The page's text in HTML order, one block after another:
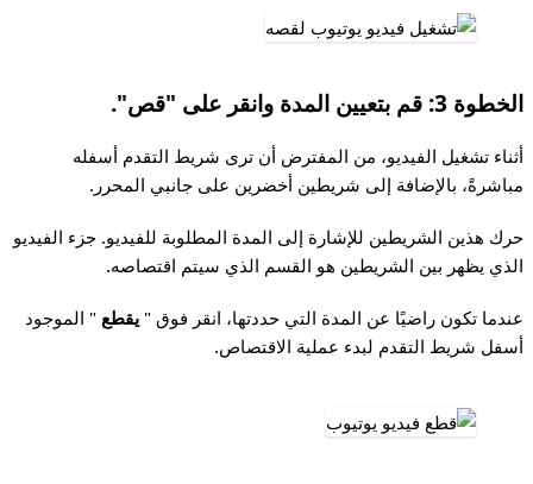
الخطوة 3: قم بتعيين المدة وانقر على "قص".
أثناء تشغيل الفيديو، من المفترض أن ترى شريط التقدم أسفله
مباشرةً، بالإضافة إلى شريطين أخضرين على جانبي المحرر.
حرك هذين الشريطين للإشارة إلى المدة المطلوبة للفيديو. جزء الفيديو
الذي يظهر بين الشريطين هو القسم الذي سيتم اقتصاصه.
عندما تكون راضيًا عن المدة التي حددتها، انقر فوق " يقطع " الموجود
أسفل شريط التقدم لبدء عملية الاقتصاص.